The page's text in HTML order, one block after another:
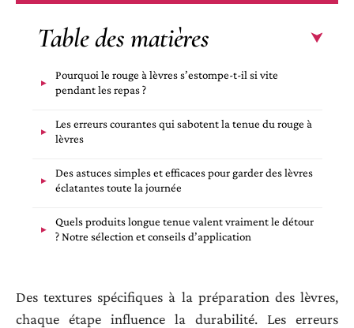
Table des matières
Pourquoi le rouge à lèvres s’estompe-t-il si vite
pendant les repas ?
Les erreurs courantes qui sabotent la tenue du rouge à
lèvres
Des astuces simples et efficaces pour garder des lèvres
éclatantes toute la journée
Quels produits longue tenue valent vraiment le détour
? Notre sélection et conseils d’application
Des textures spécifiques à la préparation des lèvres,
chaque étape influence la durabilité. Les erreurs